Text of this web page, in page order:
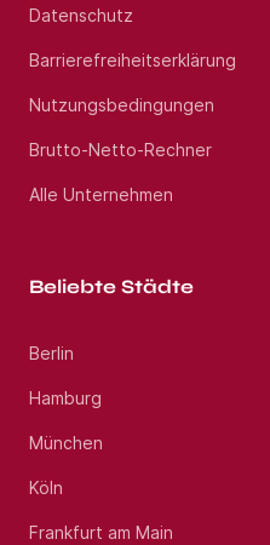
Datenschutz
Barrierefreiheitserklärung
Nutzungsbedingungen
Brutto-Netto-Rechner
Alle Unternehmen
Beliebte Städte
Berlin
Hamburg
München
Köln
Frankfurt am Main